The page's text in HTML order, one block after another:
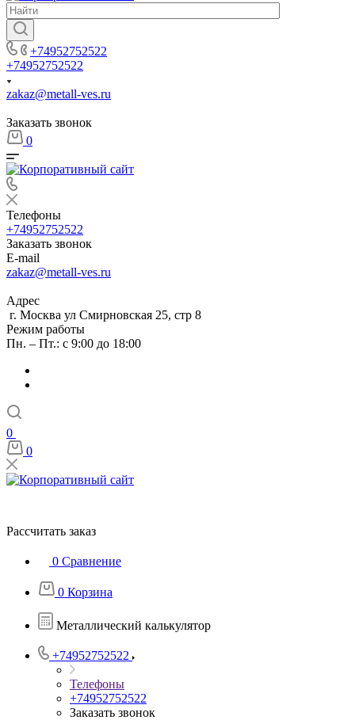
+74952752522
+74952752522
zakaz@metall-ves.ru
Заказать звонок
0
Телефоны
+74952752522
Заказать звонок
E-mail
zakaz@metall-ves.ru
Адрес
г. Москва ул Смирновская 25, стр 8
Режим работы
Пн. – Пт.: с 9:00 до 18:00
0
0
Рассчитать заказ
0 Сравнение
0 Корзина
Металлический калькулятор
+74952752522
Телефоны
+74952752522
Заказать звонок